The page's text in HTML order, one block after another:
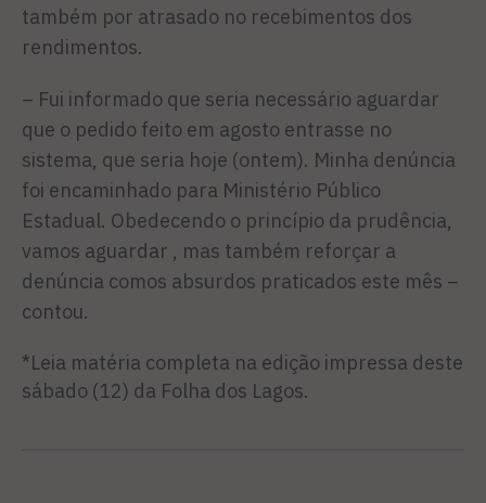
também por atrasado no recebimentos dos
rendimentos.
– Fui informado que seria necessário aguardar
que o pedido feito em agosto entrasse no
sistema, que seria hoje (ontem). Minha denúncia
foi encaminhado para Ministério Público
Estadual. Obedecendo o princípio da prudência,
vamos aguardar , mas também reforçar a
denúncia comos absurdos praticados este mês –
contou.
*Leia matéria completa na edição impressa deste
sábado (12) da Folha dos Lagos.